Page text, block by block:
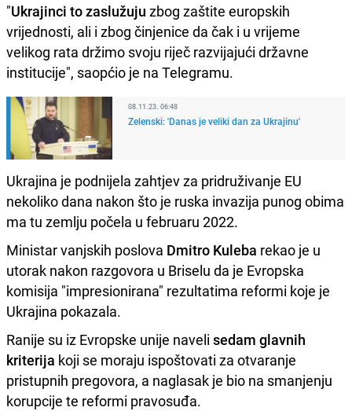
"Ukrajinci to zaslužuju zbog zaštite europskih
vrijednosti, ali i zbog činjenice da čak i u vrijeme
velikog rata držimo svoju riječ razvijajući državne
institucije", saopćio je na Telegramu.
08.11.23. 06:48
Zelenski: 'Danas je veliki dan za Ukrajinu'
Ukrajina je podnijela zahtjev za pridruživanje EU
nekoliko dana nakon što je ruska invazija punog obima
ma tu zemlju počela u februaru 2022.
Ministar vanjskih poslova Dmitro Kuleba rekao je u
utorak nakon razgovora u Briselu da je Evropska
komisija "impresionirana" rezultatima reformi koje je
Ukrajina pokazala.
Ranije su iz Evropske unije naveli sedam glavnih
kriterija koji se moraju ispoštovati za otvaranje
pristupnih pregovora, a naglasak je bio na smanjenju
korupcije te reformi pravosuđa.